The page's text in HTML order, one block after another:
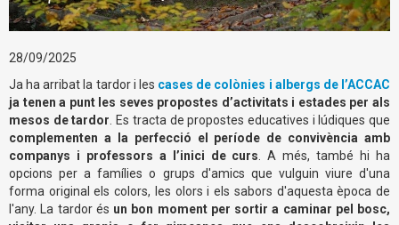
28/09/2025
Ja ha arribat la tardor i les cases de colònies i albergs de l’ACCAC
ja tenen a punt les seves propostes d’activitats i estades per als
mesos de tardor . Es tracta de propostes educatives i lúdiques que
complementen a la perfecció el període de convivència amb
companys i professors a l’inici de curs . A més, també hi ha
opcions per a famílies o grups d'amics que vulguin viure d'una
forma original els colors, les olors i els sabors d'aquesta època de
l'any. La tardor és un bon moment per sortir a caminar pel bosc,